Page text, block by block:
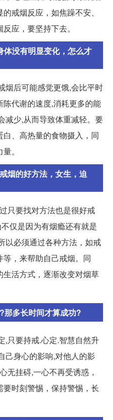
戒烟反应，如焦躁不安、
应，要坚持下去。
没有明显变化，怎么才
烟后可能感觉更饿,会比平时
代谢的速度,消耗更多的能
减少,从而导致体重减轻。要
、高热量的食物摄入，同
。
烟的好方法，女生，迫
只要找对方法也是很好戒
仅是因为有烟瘾还有就是
以必须通过各种方法，如戒
，来帮助自己戒烟。同
活方式，逐渐改变对烟草
那多长时间才算成功?
,只要持戒.心定.智慧自然升
己身心的影响,对他人的影
无挂碍,一心不再受诱惑，
时刻警惕，保持警惕，长